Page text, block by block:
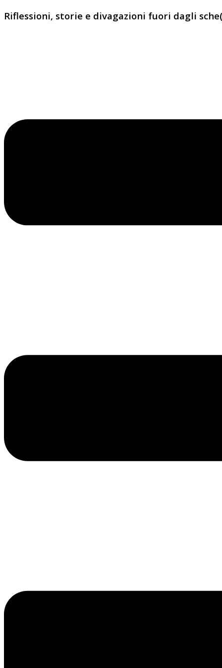
Riflessioni, storie e divagazioni fuori dagli